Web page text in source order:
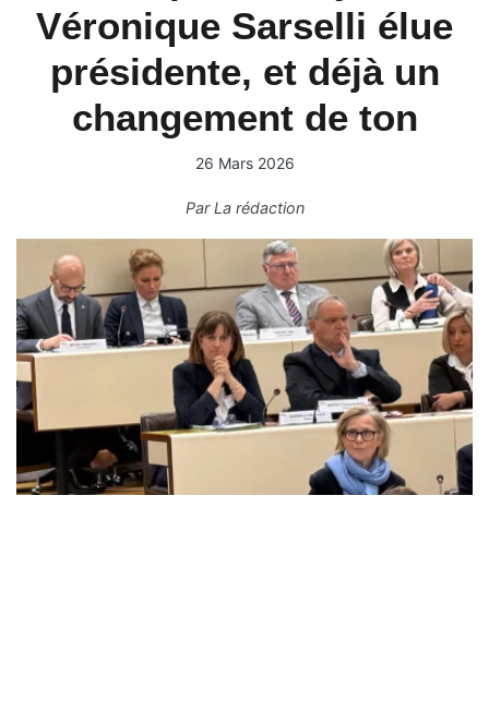
Véronique Sarselli élue
présidente, et déjà un
changement de ton
26 Mars 2026
ParLa rédaction